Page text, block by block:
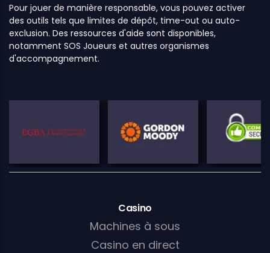
Pour jouer de manière responsable, vous pouvez activer
des outils tels que limites de dépôt, time-out ou auto-
exclusion. Des ressources d'aide sont disponibles,
notamment SOS Joueurs et autres organismes
d'accompagnement.
Casino
Machines à sous
Casino en direct